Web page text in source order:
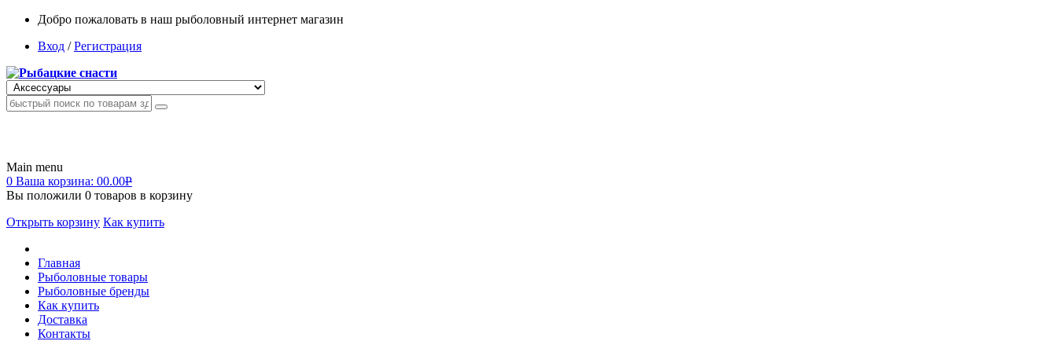
Добро пожаловать в наш рыболовный интернет магазин
Вход /Регистрация
Main menu
0 Ваша корзина: 00.00Р
Вы положили 0 товаров в корзину
Открыть корзину Как купить
Главная
Рыболовные товары
Рыболовные бренды
Как купить
Доставка
Контакты